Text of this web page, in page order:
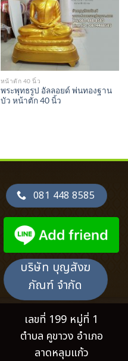
หน้าตัก 40 นิ้ว
พระพุทธรูป อัลลอยด์ พ่นทองฐาน
บัว หน้าตัก 40 นิ้ว
081 448 8585
บริษัท บุญสังฆ
ภัณฑ์ จำกัด
เลขที่ 199 หมู่ที่ 1
ตำบล คูขาวง อำเภอ
ลาดหลุมแก้ว